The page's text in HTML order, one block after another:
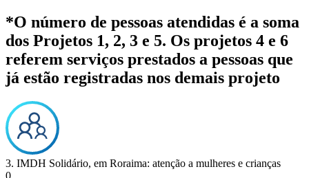
*O número de pessoas atendidas é a soma
dos Projetos 1, 2, 3 e 5. Os projetos 4 e 6
referem serviços prestados a pessoas que
já estão registradas nos demais projeto
3. IMDH Solidário, em Roraima: atenção a mulheres e crianças